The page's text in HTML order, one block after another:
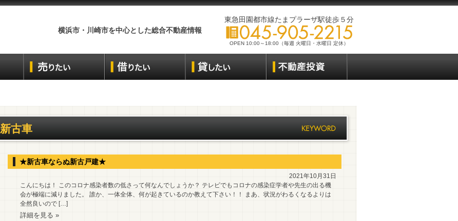
横浜市・川崎市を中心とした総合不動産情報
東急田園都市線たまプラーザ駅徒歩５分
OPEN 10:00～18:00（毎週 火曜日・水曜日 定休）
新古車
★新古車ならぬ新古戸建★
2021年10月31日
こんにちは！ このコロナ感染者数の低さって何なんでしょうか？ テレビでもコロナの感染症学者や先生の出る機
会が極端に減りました。 誰か、一体全体、何が起きているのか教えて下さい！！ まあ、状況がわるくなるよりは
全然良いので […]
詳細を見る »